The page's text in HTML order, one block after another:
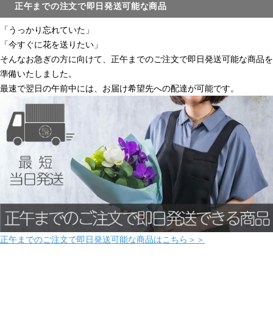
正午までの注文で即日発送可能な商品
「うっかり忘れていた」
「今すぐに花を送りたい」
そんなお急ぎの方に向けて、正午までのご注文で即日発送可能な商品を
準備いたしました。
最速で翌日の午前中には、お届け希望先への配達が可能です。
正午までのご注文で即日発送可能な商品はこちら＞＞